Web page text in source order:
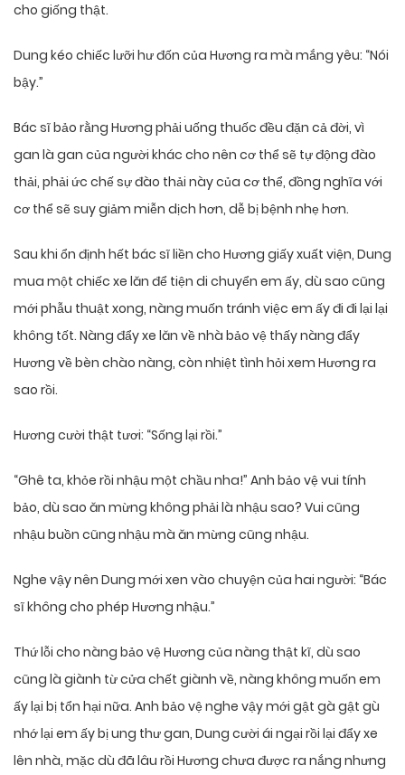
cho giống thật.
Dung kéo chiếc lưỡi hư đốn của Hương ra mà mắng yêu: “Nói
bậy.”
Bác sĩ bảo rằng Hương phải uống thuốc đều đặn cả đời, vì
gan là gan của người khác cho nên cơ thể sẽ tự động đào
thải, phải ức chế sự đào thải này của cơ thể, đồng nghĩa với
cơ thể sẽ suy giảm miễn dịch hơn, dễ bị bệnh nhẹ hơn.
Sau khi ổn định hết bác sĩ liền cho Hương giấy xuất viện, Dung
mua một chiếc xe lăn để tiện di chuyển em ấy, dù sao cũng
mới phẫu thuật xong, nàng muốn tránh việc em ấy đi đi lại lại
không tốt. Nàng đẩy xe lăn về nhà bảo vệ thấy nàng đẩy
Hương về bèn chào nàng, còn nhiệt tình hỏi xem Hương ra
sao rồi.
Hương cười thật tươi: “Sống lại rồi.”
“Ghê ta, khỏe rồi nhậu một chầu nha!” Anh bảo vệ vui tính
bảo, dù sao ăn mừng không phải là nhậu sao? Vui cũng
nhậu buồn cũng nhậu mà ăn mừng cũng nhậu.
Nghe vậy nên Dung mới xen vào chuyện của hai người: “Bác
sĩ không cho phép Hương nhậu.”
Thứ lỗi cho nàng bảo vệ Hương của nàng thật kĩ, dù sao
cũng là giành từ cửa chết giành về, nàng không muốn em
ấy lại bị tổn hại nữa. Anh bảo vệ nghe vậy mới gật gà gật gù
nhớ lại em ấy bị ung thư gan, Dung cười ái ngại rồi lại đẩy xe
lên nhà, mặc dù đã lâu rồi Hương chưa được ra nắng nhưng